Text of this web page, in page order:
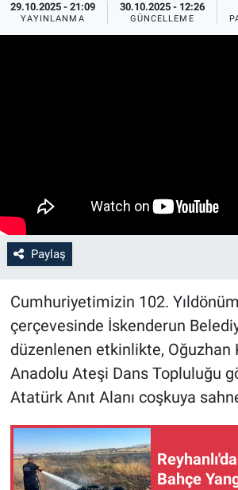
29.10.2025 - 21:09
YAYINLANMA
30.10.2025 - 12:26
GÜNCELLEME
Paylaş
Cumhuriyetimizin 102.
çerçevesinde İskenderun
düzenlenen etkinlikte, Oğuzhan
Anadolu Ateşi Dans Topluluğu
Atatürk Anıt Alanı coşkuya
Bahçe